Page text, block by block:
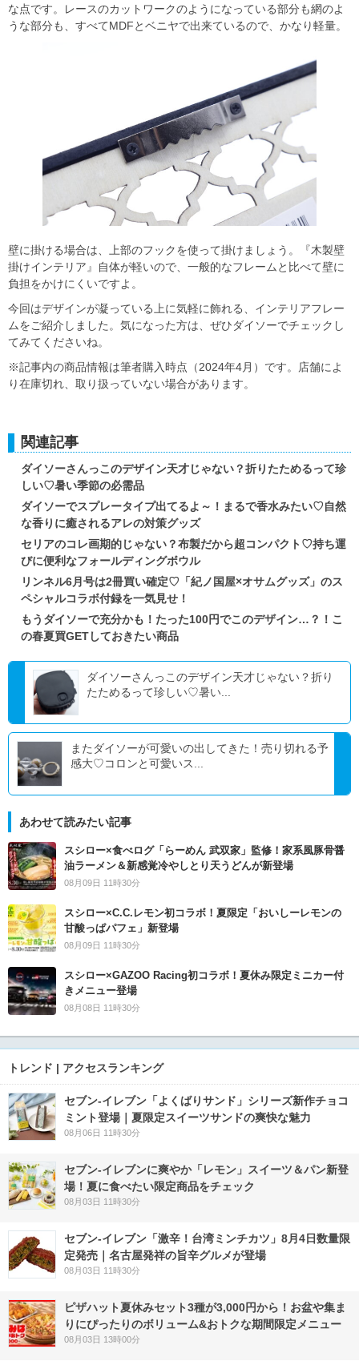
な点です。レースのカットワークのようになっている部分も網のよ
うな部分も、すべてMDFとベニヤで出来ているので、かなり軽量。
壁に掛ける場合は、上部のフックを使って掛けましょう。『木製壁
掛けインテリア』自体が軽いので、一般的なフレームと比べて壁に
負担をかけにくいですよ。
今回はデザインが凝っている上に気軽に飾れる、インテリアフレー
ムをご紹介しました。気になった方は、ぜひダイソーでチェックし
てみてくださいね。
※記事内の商品情報は筆者購入時点（2024年4月）です。店舗によ
り在庫切れ、取り扱っていない場合があります。
関連記事
ダイソーさんっこのデザイン天才じゃない？折りたためるって珍
しい♡暑い季節の必需品
ダイソーでスプレータイプ出てるよ～！まるで香水みたい♡自然
な香りに癒されるアレの対策グッズ
セリアのコレ画期的じゃない？布製だから超コンパクト♡持ち運
びに便利なフォールディングボウル
リンネル6月号は2冊買い確定♡「紀ノ国屋×オサムグッズ」のス
ペシャルコラボ付録を一気見せ！
もうダイソーで充分かも！たった100円でこのデザイン…？！こ
の春夏買GETしておきたい商品
ダイソーさんっこのデザイン天才じゃない？折り
たためるって珍しい♡暑い...
またダイソーが可愛いの出してきた！売り切れる予
感大♡コロンと可愛いス...
あわせて読みたい記事
スシロー×食べログ「らーめん 武双家」監修！家系風豚骨醤
油ラーメン＆新感覚冷やしとり天うどんが新登場
08月09日 11時30分
スシロー×C.C.レモン初コラボ！夏限定「おいしーレモンの
甘酸っぱパフェ」新登場
08月09日 11時30分
スシロー×GAZOO Racing初コラボ！夏休み限定ミニカー付
きメニュー登場
08月08日 11時30分
トレンド | アクセスランキング
セブン‐イレブン「よくばりサンド」シリーズ新作チョコ
ミント登場｜夏限定スイーツサンドの爽快な魅力
08月06日 11時30分
セブン‐イレブンに爽やか「レモン」スイーツ＆パン新登
場！夏に食べたい限定商品をチェック
08月03日 11時30分
セブン-イレブン「激辛！台湾ミンチカツ」8月4日数量限
定発売｜名古屋発祥の旨辛グルメが登場
08月03日 11時30分
ピザハット夏休みセット3種が3,000円から！お盆や集ま
りにぴったりのボリューム&おトクな期間限定メニュー
08月03日 13時00分